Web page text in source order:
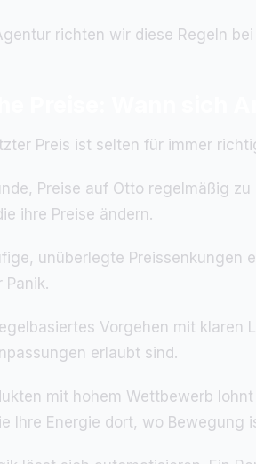
richten wir diese Regeln
Preis ist selten für immer
Preise auf Otto regelmäßig
ihre Preise ändern.
unüberlegte Preissenkungen
Vorgehen mit klaren
erlaubt sind.
mit hohem Wettbewerb
Ihre Energie dort, wo Bewegung